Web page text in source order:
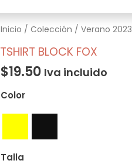
Inicio / Colección / Verano 2023
TSHIRT BLOCK FOX
$19.50 Iva incluido
Color
Talla
TSHIRT
BLOCK
cantidad